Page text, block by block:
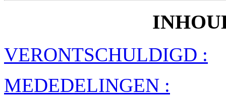
VERONTSCHULDIGD :
MEDEDELINGEN :